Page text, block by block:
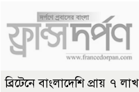
ব্রিটেনে বাংলাদেশি প্রায় ৭ লাখ